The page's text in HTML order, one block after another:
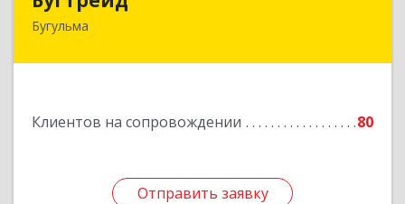
Бугульма
Клиентов на сопровождении 80
Отправить заявку
420230, Татарстан Респ, Бугульма г, Вахитово,
Отправить заявку